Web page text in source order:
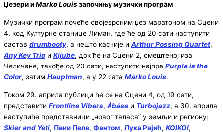
Џезери иMarko Louisзапочињу музички програм
Музички програм почеће својеврсним џез маратоном на Сцени
4, код Културне станице Лиман, где ће од 20 сати наступити
састав drumbooty, а нешто касније и Arthur Possing Quartet,
Any Key Trio и Kijube, док ће на Сцени 2, смештеној иза
Челичане, такође од 20 сати, наступити најпре Purple is the
Color, затим Hauptman, а у 22 сата Marko Louis.
Током 29. априла публици ће се на Сцени 4, од 19 сати,
представити Frontline Vibers, Àbáse и Turbojazz, а 30. априла
наступиће представници „новог таласа” у земљи и региону:
Skier and Yeti, Пеки Пеле, Фантом, Лука Рајић, KOIKOI,